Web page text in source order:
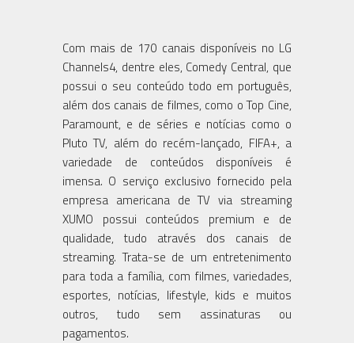
Com mais de 170 canais disponíveis no LG
Channels4, dentre eles, Comedy Central, que
possui o seu conteúdo todo em português,
além dos canais de filmes, como o Top Cine,
Paramount, e de séries e notícias como o
Pluto TV, além do recém-lançado, FIFA+, a
variedade de conteúdos disponíveis é
imensa. O serviço exclusivo fornecido pela
empresa americana de TV via streaming
XUMO possui conteúdos premium e de
qualidade, tudo através dos canais de
streaming. Trata-se de um entretenimento
para toda a família, com filmes, variedades,
esportes, notícias, lifestyle, kids e muitos
outros, tudo sem assinaturas ou
pagamentos.